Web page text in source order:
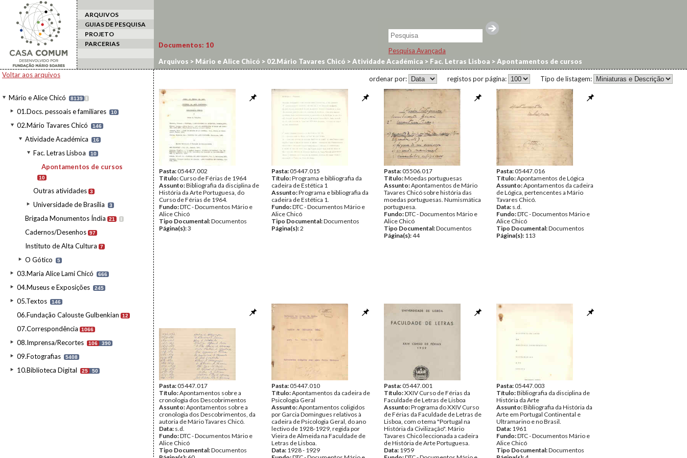
ARQUIVOS
GUIAS DE PESQUISA
PROJETO
PARCERIAS
Pesquisa Avançada
Voltar aos arquivos
Mário e Alice Chicó 8139 I
01.Docs. pessoais e familiares 10
02.Mário Tavares Chicó 146
Atividade Académica 16
Fac. Letras Lisboa 10
Apontamentos de cursos
10
Outras atividades 3
Universidade de Brasília 3
Brigada Monumentos Índia 21 I
Cadernos/Desenhos 97
Instituto de Alta Cultura 7
O Gótico 5
03.Maria Alice Lami Chicó 666
04.Museus e Exposições 245
05.Textos 146
06.Fundação Calouste Gulbenkian 12
07.Correspondência 1066
08.Imprensa/Recortes 106 390
09.Fotografias 5408
10.Biblioteca Digital 25 50
Documentos: 10
Arquivos > Mário e Alice Chicó > 02.Mário Tavares Chicó >Atividade Académica > Fac. Letras Lisboa >Apontamentos de cursos
Tipo de listagem:
registos por página:
ordenar por:
Pasta:05447.002
Título: Curso de Férias de 1964
Assunto:Bibliografia da disciplina de
História da Arte Portuguesa, do
Curso de Férias de 1964.
Fundo:DTC - Documentos Mário e
Alice Chicó
Tipo Documental:Documentos
Página(s):3
Pasta:05447.015
Título:Programa e bibliografia da
cadeira de Estética 1
Assunto:Programa e bibliografia da
cadeira de Estética 1.
Fundo:DTC - Documentos Mário e
Alice Chicó
Tipo Documental:Documentos
Página(s):2
Pasta:05506.017
Título:Moedas portuguesas
Assunto:Apontamentos de Mário
Tavares Chicó sobre história das
moedas portuguesas. Numismática
portuguesa.
Fundo:DTC - Documentos Mário e
Alice Chicó
Tipo Documental:Documentos
Página(s):44
Pasta:05447.016
Título:Apontamentos de Lógica
Assunto:Apontamentos da cadeira
de Lógica, pertencentes a Mário
Tavares Chicó.
Data: s.d.
Fundo:DTC - Documentos Mário e
Alice Chicó
Tipo Documental:Documentos
Página(s): 113
Pasta:05447.017
Título:Apontamentos sobre a
cronologia dos Descobrimentos
Assunto:Apontamentos sobre a
cronologia dos Descobrimentos, da
autoria de Mário Tavares Chicó.
Data: s.d.
Fundo:DTC - Documentos Mário e
Alice Chicó
Tipo Documental:Documentos
Pasta:05447.010
Título:Apontamentos da cadeira de
Psicologia Geral
Assunto:Apontamentos coligidos
por Garcia Domingues relativos à
cadeira de Psicologia Geral, do ano
lectivo de 1928-1929, regida por
Vieira de Almeida na Faculdade de
Letras de Lisboa.
Data: 1928 - 1929
Pasta:05447.001
Título:XXIV Curso de Férias da
Faculdade de Letras de Lisboa
Assunto:Programa do XXIV Curso
de Férias da Faculdade de Letras de
Lisboa, com o tema "Portugal na
História da Civilização". Mário
Tavares Chicó leccionada a cadeira
de História de Arte Portuguesa.
Data: 1959
Pasta:05447.003
Título:Bibliografia da disciplina de
História da Arte
Assunto:Bibliografia da História da
Arte em Portugal Continental e
Ultramarino e no Brasil.
Data: 1961
Fundo:DTC - Documentos Mário e
Alice Chicó
Tipo Documental:Documentos